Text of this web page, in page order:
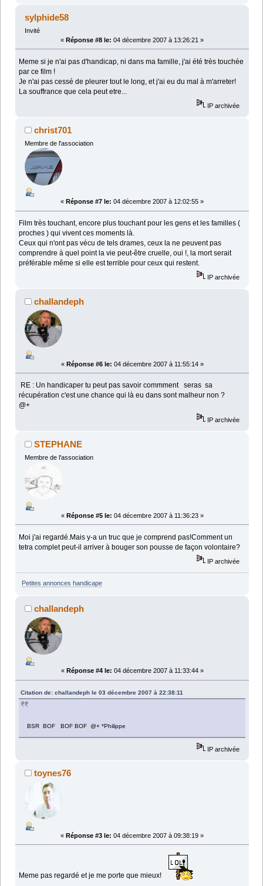
sylphide58
Invité
« Réponse #8 le: 04 décembre 2007 à 13:26:21 »
Meme si je n'ai pas d'handicap, ni dans ma famille, j'ai été très touchée
par ce film !
Je n'ai pas cessé de pleurer tout le long, et j'ai eu du mal à m'arreter!
La souffrance que cela peut etre...
IP archivée
christ701
Membre de l'association
« Réponse #7 le: 04 décembre 2007 à 12:02:55 »
Film très touchant, encore plus touchant pour les gens et les familles (
proches ) qui vivent ces moments là.
Ceux qui n'ont pas vécu de tels drames, ceux la ne peuvent pas
comprendre à quel point la vie peut-être cruelle, oui !, la mort serait
préférable même si elle est terrible pour ceux qui restent.
IP archivée
challandeph
« Réponse #6 le: 04 décembre 2007 à 11:55:14 »
RE : Un handicaper tu peut pas savoir commment seras sa
récupération c'est une chance qui là eu dans sont malheur non ?
@+
IP archivée
STEPHANE
Membre de l'association
« Réponse #5 le: 04 décembre 2007 à 11:36:23 »
Moi j'ai regardé.Mais y-a un truc que je comprend pas!Comment un
tetra complet peut-il arriver à bouger son pousse de façon volontaire?
IP archivée
Petites annonces handicape
challandeph
« Réponse #4 le: 04 décembre 2007 à 11:33:44 »
Citation de: challandeph le 03 décembre 2007 à 22:38:11
BSR BOF BOF BOF @+ *Philippe
IP archivée
toynes76
« Réponse #3 le: 04 décembre 2007 à 09:38:19 »
Meme pas regardé et je me porte que mieux!